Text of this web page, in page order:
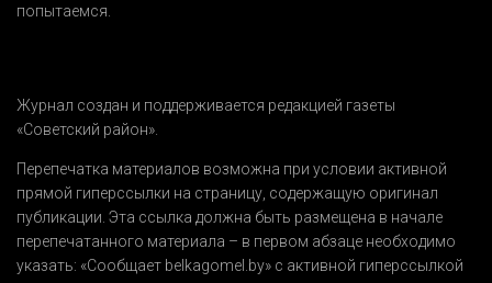
попытаемся.
Журнал создан и поддерживается редакцией газеты
«Советский район».
Перепечатка материалов возможна при условии активной
прямой гиперссылки на страницу, содержащую оригинал
публикации. Эта ссылка должна быть размещена в начале
перепечатанного материала – в первом абзаце необходимо
указать: «Сообщает belkagomel.by» с активной гиперссылкой